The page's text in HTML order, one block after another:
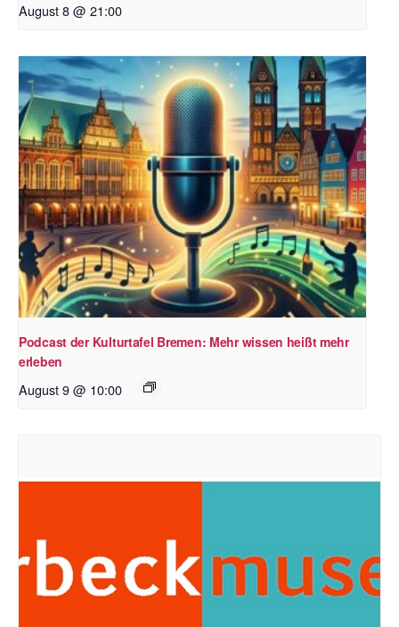
August 8 @ 21:00
Podcast der Kulturtafel Bremen: Mehr wissen heißt mehr
erleben
August 9 @ 10:00